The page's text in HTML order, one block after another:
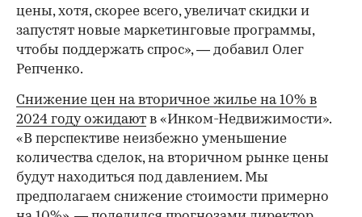
цены, хотя, скорее всего, увеличат скидки и
запустят новые маркетинговые программы,
чтобы поддержать спрос», — добавил Олег
Репченко.
Снижение цен на вторичное жилье на 10% в
2024 году ожидают в «Инком-Недвижимости».
«В перспективе неизбежно уменьшение
количества сделок, на вторичном рынке цены
будут находиться под давлением. Мы
предполагаем снижение стоимости примерно